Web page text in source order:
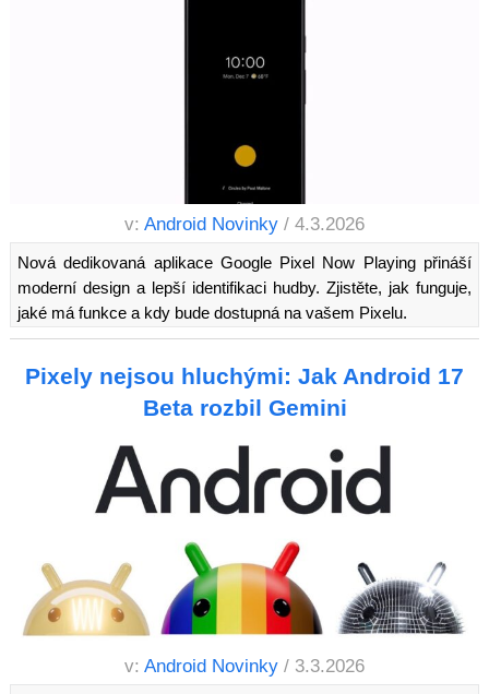
v: Android Novinky / 4.3.2026
Nová dedikovaná aplikace Google Pixel Now Playing přináší
moderní design a lepší identifikaci hudby. Zjistěte, jak funguje,
jaké má funkce a kdy bude dostupná na vašem Pixelu.
Pixely nejsou hluchými: Jak Android 17
Beta rozbil Gemini
v: Android Novinky / 3.3.2026